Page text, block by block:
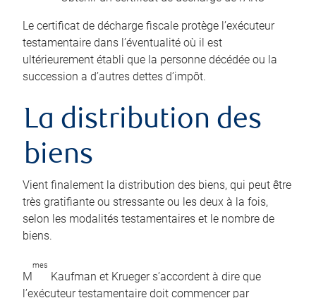
Le certificat de décharge fiscale protège l’exécuteur
testamentaire dans l’éventualité où il est
ultérieurement établi que la personne décédée ou la
succession a d’autres dettes d’impôt.
La distribution des
biens
Vient finalement la distribution des biens, qui peut être
très gratifiante ou stressante ou les deux à la fois,
selon les modalités testamentaires et le nombre de
biens.
M
mes
Kaufman et Krueger s’accordent à dire que
l’exécuteur testamentaire doit commencer par